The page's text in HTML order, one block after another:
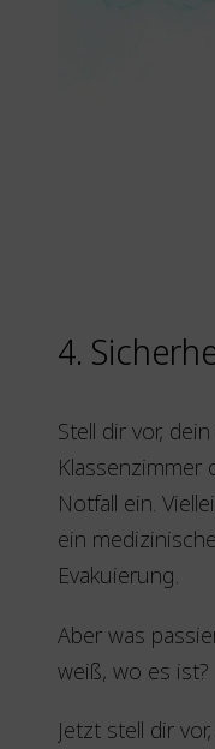
4.
Stell dir vor,
Klassenzimmer
Notfall ein.
ein
Evakuierung.
Aber was
weiß, wo es ist?
Jetzt stell dir